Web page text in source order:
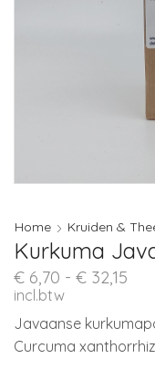
Home Kruiden &
Kurkuma
€ 6,70 - € 32,15
€
incl.btw
Javaanse
Curcuma